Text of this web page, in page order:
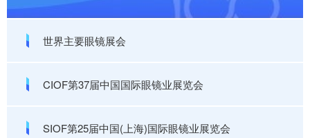
世界主要眼镜展会
CIOF第37届中国国际眼镜业展览会
SIOF第25届中国(上海)国际眼镜业展览会